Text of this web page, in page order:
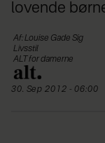
lovende
Af: Louise Gade Sig
Livsstil
ALT for damerne
30. Sep 2012 - 06:00